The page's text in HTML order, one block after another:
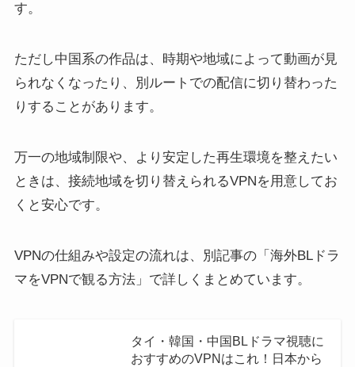
す。
ただし中国系の作品は、時期や地域によって動画が見
られなくなったり、別ルートでの配信に切り替わった
りすることがあります。
万一の地域制限や、より安定した再生環境を整えたい
ときは、接続地域を切り替えられるVPNを用意してお
くと安心です。
VPNの仕組みや設定の流れは、別記事の「海外BLドラ
マをVPNで観る方法」で詳しくまとめています。
タイ・韓国・中国BLドラマ視聴に
おすすめのVPNはこれ！日本から